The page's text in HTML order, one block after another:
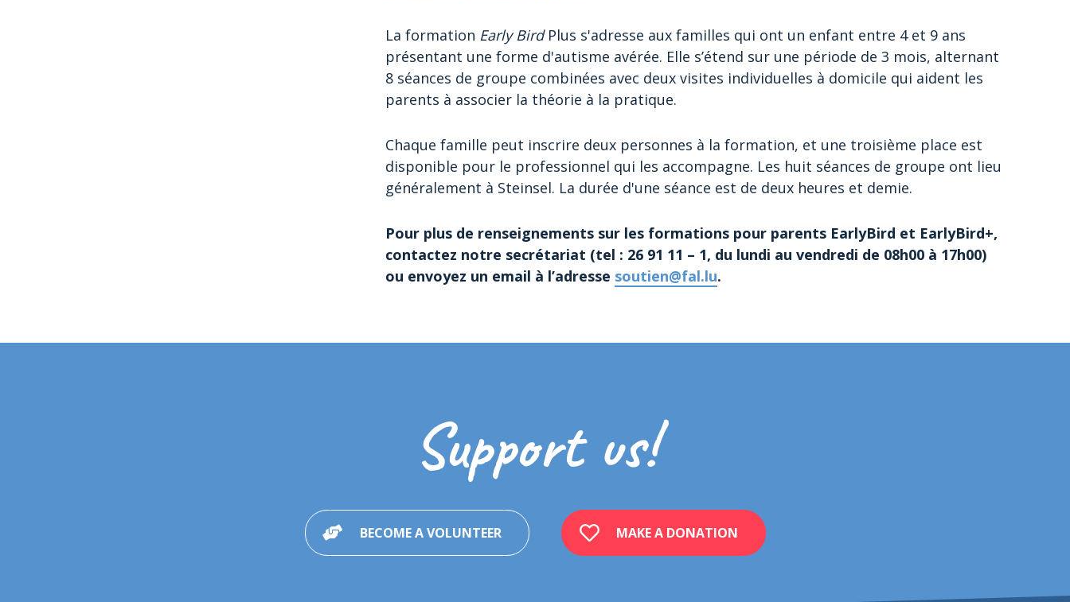
La formation Early BirdPlus s'adresse aux familles qui ont un enfant entre 4 et 9 ans
présentant une forme d'autisme avérée. Elle s’étend sur une période de 3 mois, alternant
8 séances de groupe combinées avec deux visites individuelles à domicile qui aident les
parents à associer la théorie à la pratique.
Chaque famille peut inscrire deux personnes à la formation, et une troisième place est
disponible pour le professionnel qui les accompagne. Les huit séances de groupe ont lieu
généralement à Steinsel. La durée d'une séance est de deux heures et demie.
Pour plus de renseignements sur les formations pour parents EarlyBird et EarlyBird+,
contactez notre secrétariat (tel : 26 91 11 – 1, du lundi au vendredi de 08h00 à 17h00)
ou envoyez un email à l’adresse soutien@fal.lu.
Support us!
BECOME A VOLUNTEER MAKE A DONATION